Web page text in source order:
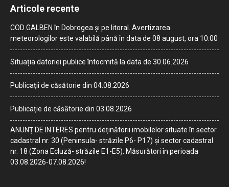
Articole recente
COD GALBEN în Dobrogea și pe litoral. Avertizarea
meteorologilor este valabilă până în data de 08 august, ora 10:00
Situația datoriei publice întocmită la data de 30.06.2026
Publicații de căsătorie din 04.08.2026
Publicație de căsătorie din 03.08.2026
ANUNȚ DE INTERES pentru deținătorii imobilelor situate în sector
cadastral nr. 30 (Peninsula- străzile P6- P17) și sector cadastral
nr. 18 (Zona Ecluză- străzile E1-E5). Măsurători în perioada
03.08.2026-07.08.2026!